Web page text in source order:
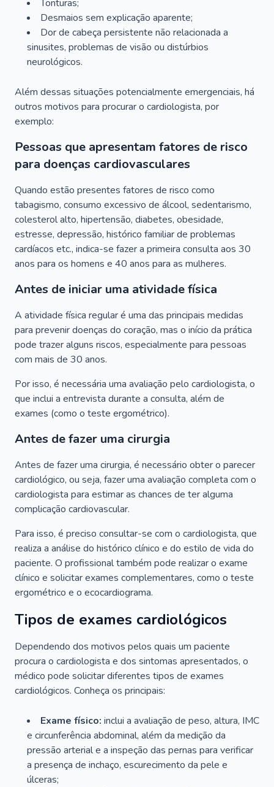
Tonturas;
Desmaios sem explicação aparente;
Dor de cabeça persistente não relacionada a
sinusites, problemas de visão ou distúrbios
neurológicos.
Além dessas situações potencialmente emergenciais, há
outros motivos para procurar o cardiologista, por
exemplo:
Pessoas que apresentam fatores de risco
para doenças cardiovasculares
Quando estão presentes fatores de risco como
tabagismo, consumo excessivo de álcool, sedentarismo,
colesterol alto, hipertensão, diabetes, obesidade,
estresse, depressão, histórico familiar de problemas
cardíacos etc., indica-se fazer a primeira consulta aos 30
anos para os homens e 40 anos para as mulheres.
Antes de iniciar uma atividade física
A atividade física regular é uma das principais medidas
para prevenir doenças do coração, mas o início da prática
pode trazer alguns riscos, especialmente para pessoas
com mais de 30 anos.
Por isso, é necessária uma avaliação pelo cardiologista, o
que inclui a entrevista durante a consulta, além de
exames (como o teste ergométrico).
Antes de fazer uma cirurgia
Antes de fazer uma cirurgia, é necessário obter o parecer
cardiológico, ou seja, fazer uma avaliação completa com o
cardiologista para estimar as chances de ter alguma
complicação cardiovascular.
Para isso, é preciso consultar-se com o cardiologista, que
realiza a análise do histórico clínico e do estilo de vida do
paciente. O profissional também pode realizar o exame
clínico e solicitar exames complementares, como o teste
ergométrico e o ecocardiograma.
Tipos de exames cardiológicos
Dependendo dos motivos pelos quais um paciente
procura o cardiologista e dos sintomas apresentados, o
médico pode solicitar diferentes tipos de exames
cardiológicos. Conheça os principais:
Exame físico: inclui a avaliação de peso, altura, IMC
e circunferência abdominal, além da medição da
pressão arterial e a inspeção das pernas para verificar
a presença de inchaço, escurecimento da pele e
úlceras;